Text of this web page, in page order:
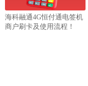
海科融通4G恒付通电签机
商户刷卡及使用流程！